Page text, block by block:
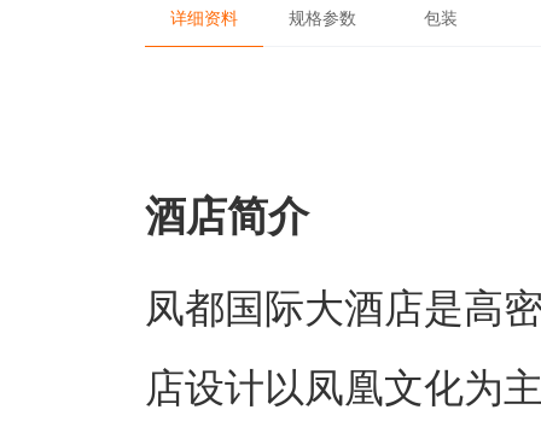
详细资料 规格参数 包装
酒店简介
凤都国际大酒店是高
店设计以凤凰文化为